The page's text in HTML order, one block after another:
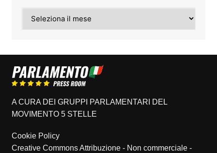
A CURA DEI GRUPPI PARLAMENTARI DEL
MOVIMENTO 5 STELLE
Cookie Policy
Creative Commons Attribuzione - Non commerciale -